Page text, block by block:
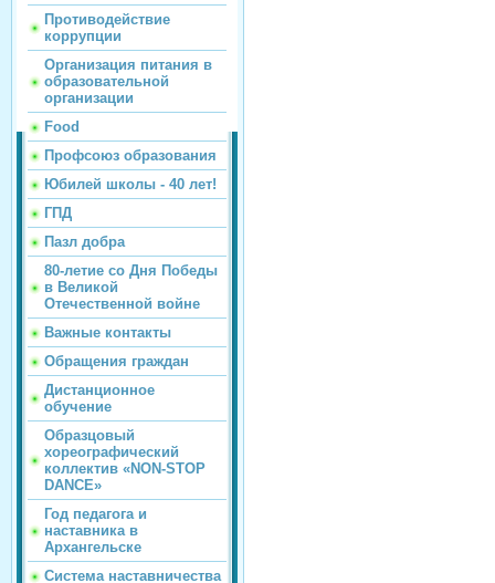
Противодействие
коррупции
Организация питания в
образовательной
организации
Food
Профсоюз образования
Юбилей школы - 40 лет!
ГПД
Пазл добра
80-летие со Дня Победы
в Великой
Отечественной войне
Важные контакты
Обращения граждан
Дистанционное
обучение
Образцовый
хореографический
коллектив «NON-STOP
DANCE»
Год педагога и
наставника в
Архангельске
Система наставничества